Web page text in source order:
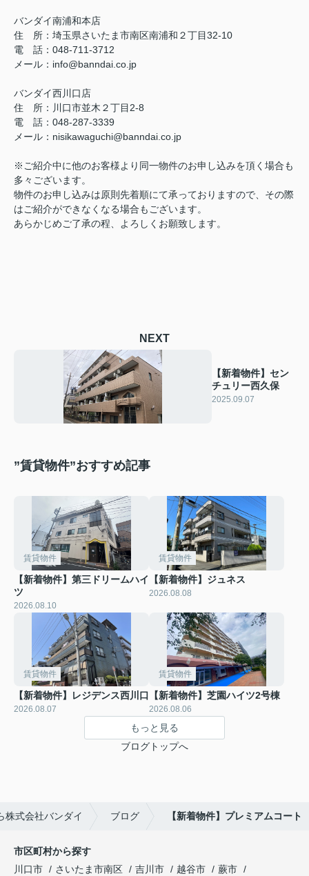
バンダイ南浦和本店
住 所：埼玉県さいたま市南区南浦和２丁目32-10
電 話：048-711-3712
メール：info@banndai.co.jp
バンダイ西川口店
住 所：川口市並木２丁目2-8
電 話：048-287-3339
メール：nisikawaguchi@banndai.co.jp
※ご紹介中に他のお客様より同一物件のお申し込みを頂く場合も
多々ございます。
物件のお申し込みは原則先着順にて承っておりますので、その際
はご紹介ができなくなる場合もございます。
あらかじめご了承の程、よろしくお願致します。
NEXT
【新着物件】セン
チュリー西久保
2025.09.07
”賃貸物件”おすすめ記事
賃貸物件
【新着物件】第三ドリームハイ
ツ
2026.08.10
賃貸物件
【新着物件】ジュネス
2026.08.08
賃貸物件
【新着物件】レジデンス西川口
2026.08.07
賃貸物件
【新着物件】芝園ハイツ2号棟
2026.08.06
もっと見る
ブログトップへ
株式会社バンダイ ブログ 【新着物件】プレミアムコート
市区町村から探す
川口市
さいたま市南区 吉川市 越谷市
蕨市